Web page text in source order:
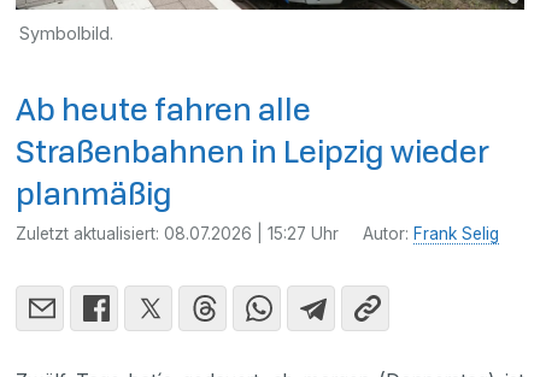
Symbolbild.
Ab heute fahren alle
Straßenbahnen in Leipzig wieder
planmäßig
Zuletzt aktualisiert:08.07.2026 | 15:27 Uhr Autor: Frank Selig